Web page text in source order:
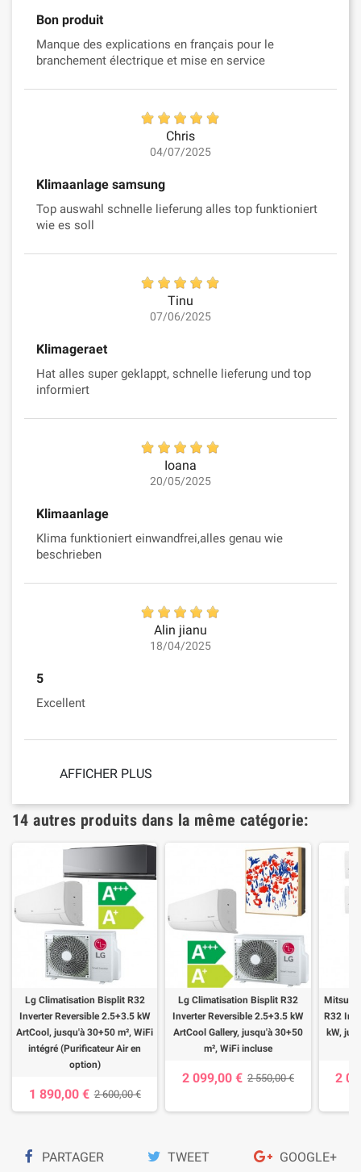
Bon produit
Manque des explications en français pour le
branchement électrique et mise en service
Chris
04/07/2025
Klimaanlage samsung
Top auswahl schnelle lieferung alles top funktioniert
wie es soll
Tinu
07/06/2025
Klimageraet
Hat alles super geklappt, schnelle lieferung und top
informiert
Ioana
20/05/2025
Klimaanlage
Klima funktioniert einwandfrei,alles genau wie
beschrieben
Alin jianu
18/04/2025
5
Excellent
AFFICHER PLUS
14 autres produits dans la même catégorie:
Lg Climatisation Bisplit R32
Inverter Reversible 2.5+3.5 kW
ArtCool, jusqu'à 30+50 m², WiFi
intégré (Purificateur Air en
option)
1 890,00 € 2 600,00 €
Lg Climatisation Bisplit R32
Inverter Reversible 2.5+3.5 kW
ArtCool Gallery, jusqu'à 30+50
m², WiFi incluse
2 099,00 € 2 550,00 €
R32
kW,
2
PARTAGER TWEET
GOOGLE+